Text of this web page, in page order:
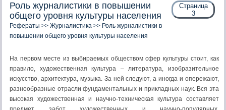
Страница
3
Роль журналистики в повышении
общего уровня культуры населения
Рефераты >> Журналистика >> Роль журналистики в
повышении общего уровня культуры населения
На первом месте из выбираемых обществом сфер культуры стоит, как
правило, художественная культура – литература, изобразительное
искусство, архитектура, музыка. За ней следуют, а иногда и опережают,
разнообразные отрасли фундаментальных и прикладных наук. Вся эта
высокая художественная и научно-техническая культура составляет